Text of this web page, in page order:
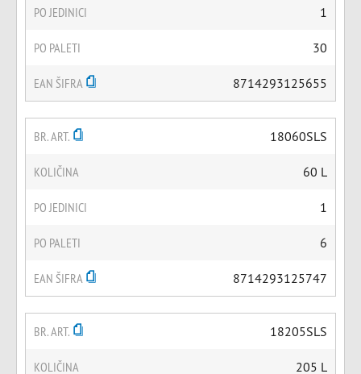
PO JEDINICI 1
PO PALETI 30
EAN ŠIFRA 8714293125655
BR. ART. 18060SLS
KOLIČINA 60 L
PO JEDINICI 1
PO PALETI 6
EAN ŠIFRA 8714293125747
BR. ART. 18205SLS
KOLIČINA 205 L